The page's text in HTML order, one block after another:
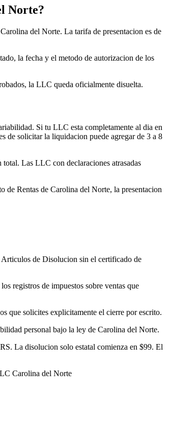
Norte?
del Norte. La tarifa de presentacion es de
la fecha y el metodo de autorizacion de los
la LLC queda oficialmente disuelta.
Si tu LLC esta completamente al dia en
de solicitar la liquidacion puede agregar de 3 a 8
Las LLC con declaraciones atrasadas
Rentas de Carolina del Norte, la presentacion
Articulos de Disolucion sin el certificado de
registros de impuestos sobre ventas que
que solicites explicitamente el cierre por escrito.
personal bajo la ley de Carolina del Norte.
La disolucion solo estatal comienza en $99. El
Carolina del Norte